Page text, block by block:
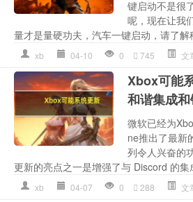
键启动不是很
呢，现在让我
量才是量硬功夫，汽车一键启动，请了解
xb 04-10 0 745 文
Xbox可能
和谐集成
微软已经为
ne推出了最新
列令人兴奋的
更新的亮点之一是增强了与 Discord 的集
xb 04-07 0 288 文